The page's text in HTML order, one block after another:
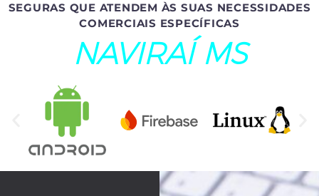
SEGURAS QUE ATENDEM ÀS SUAS NECESSIDADES
COMERCIAIS ESPECÍFICAS
NAVIRAÍ MS